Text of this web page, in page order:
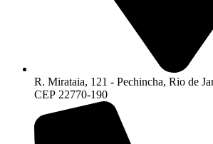
R. Mirataia, 121 - Pechincha, Rio de
CEP 22770-190